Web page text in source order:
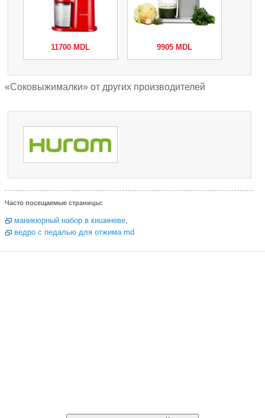
11700 MDL 9905 MDL
«Соковыжималки» от других производителей
Часто посещаемые страницы:
маникюрный набор в кишиневе,
ведро с педалью для отжима md